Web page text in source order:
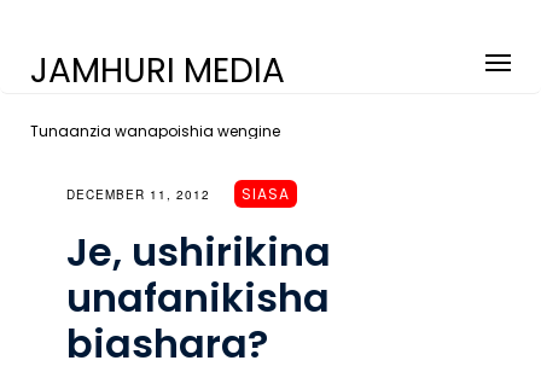
JAMHURI MEDIA
Tunaanzia wanapoishia wengine
DECEMBER 11, 2012 SIASA
Je, ushirikina
unafanikisha
biashara?